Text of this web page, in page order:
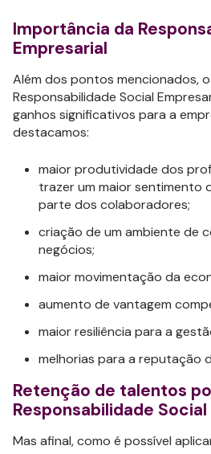
Importância da
Empresarial
Além dos pontos mencionados,
Responsabilidade Social
ganhos significativos para a
destacamos:
maior produtividade dos
trazer um maior sentimento
parte dos colaboradores;
criação de um ambiente de
negócios;
maior movimentação da
aumento de vantagem
maior resiliência para a
melhorias para a reputação
Retenção de talentos
Responsabilidade
Mas afinal, como é possível